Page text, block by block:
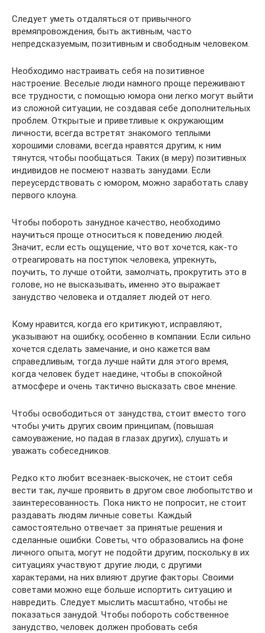
Следует уметь отдаляться от привычного
времяпровождения, быть активным, часто
непредсказуемым, позитивным и свободным человеком.
Необходимо настраивать себя на позитивное
настроение. Веселые люди намного проще переживают
все трудности, с помощью юмора они легко могут выйти
из сложной ситуации, не создавая себе дополнительных
проблем. Открытые и приветливые к окружающим
личности, всегда встретят знакомого теплыми
хорошими словами, всегда нравятся другим, к ним
тянутся, чтобы пообщаться. Таких (в меру) позитивных
индивидов не посмеют назвать занудами. Если
переусердствовать с юмором, можно заработать славу
первого клоуна.
Чтобы побороть занудное качество, необходимо
научиться проще относиться к поведению людей.
Значит, если есть ощущение, что вот хочется, как-то
отреагировать на поступок человека, упрекнуть,
поучить, то лучше отойти, замолчать, прокрутить это в
голове, но не высказывать, именно это выражает
занудство человека и отдаляет людей от него.
Кому нравится, когда его критикуют, исправляют,
указывают на ошибку, особенно в компании. Если сильно
хочется сделать замечание, и оно кажется вам
справедливым, тогда лучше найти для этого время,
когда человек будет наедине, чтобы в спокойной
атмосфере и очень тактично высказать свое мнение.
Чтобы освободиться от занудства, стоит вместо того
чтобы учить других своим принципам, (повышая
самоуважение, но падая в глазах других), слушать и
уважать собеседников.
Редко кто любит всезнаек-выскочек, не стоит себя
вести так, лучше проявить в другом свое любопытство и
заинтересованность. Пока никто не попросит, не стоит
раздавать людям личные советы. Каждый
самостоятельно отвечает за принятые решения и
сделанные ошибки. Советы, что образовались на фоне
личного опыта, могут не подойти другим, поскольку в их
ситуациях участвуют другие люди, с другими
характерами, на них влияют другие факторы. Своими
советами можно еще больше испортить ситуацию и
навредить. Следует мыслить масштабно, чтобы не
показаться занудой. Чтобы побороть собственное
занудство, человек должен пробовать себя